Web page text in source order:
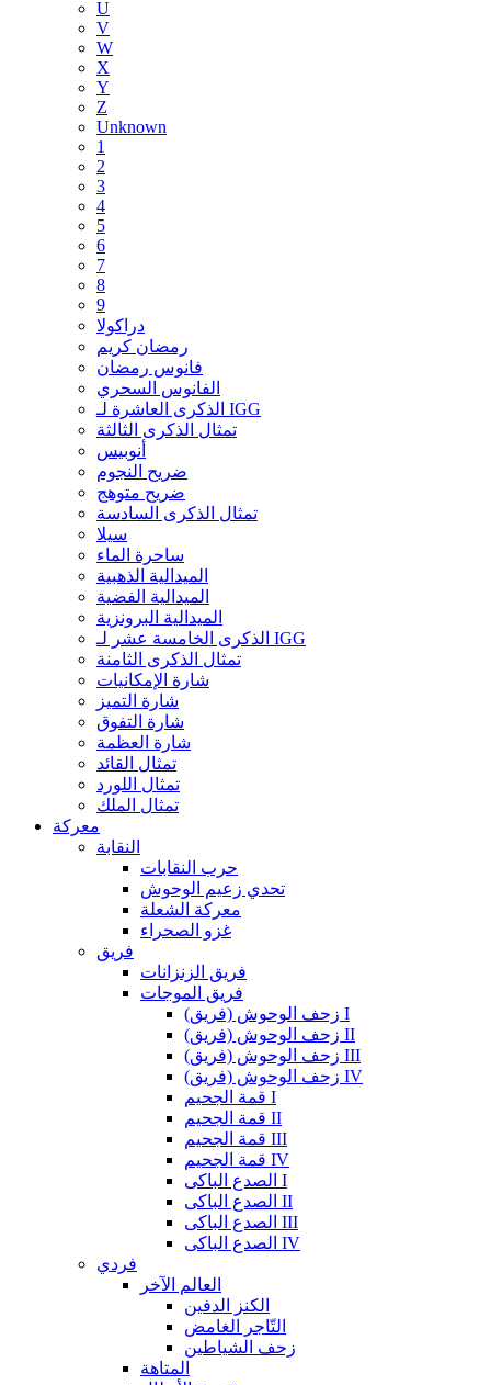
U
V
W
X
Y
Z
Unknown
1
2
3
4
5
6
7
8
9
دراكولا
رمضان كريم
فانوس رمضان
الفانوس السحري
الذكرى العاشرة لـ IGG
تمثال الذكرى الثالثة
أنوبيس
ضريح النجوم
ضريح متوهج
تمثال الذكرى السادسة
سيلا
ساحرة الماء
الميدالية الذهبية
الميدالية الفضية
الميدالية البرونزية
الذكرى الخامسة عشر لـ IGG
تمثال الذكرى الثامنة
شارة الإمكانيات
شارة التميز
شارة التفوق
شارة العظمة
تمثال القائد
تمثال اللورد
تمثال الملك
معركة
النقابة
حرب النقابات
تحدي زعيم الوحوش
معركة الشعلة
غزو الصحراء
فريق
فريق الزنزانات
فريق الموجات
زحف الوحوش (فريق) I
زحف الوحوش (فريق) II
زحف الوحوش (فريق) III
زحف الوحوش (فريق) IV
قمة الجحيم I
قمة الجحيم II
قمة الجحيم III
قمة الجحيم IV
الصدع الباكى I
الصدع الباكى II
الصدع الباكى III
الصدع الباكى IV
فردي
العالم الآخر
الكنز الدفين
التّاجر الغامض
زحف الشياطين
المتاهة